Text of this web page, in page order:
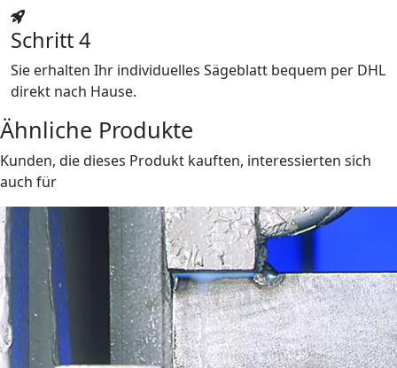
Schritt 4
Sie erhalten Ihr individuelles Sägeblatt bequem per DHL
direkt nach Hause.
Ähnliche Produkte
Kunden, die dieses Produkt kauften, interessierten sich
auch für